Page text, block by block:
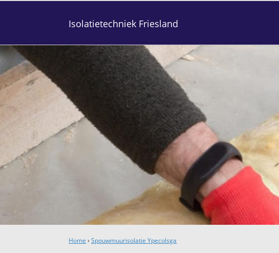
Isolatietechniek Friesland
Home ›Spouwmuurisolatie Ypecolsga